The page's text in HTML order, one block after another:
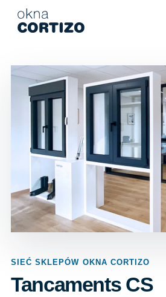
Okna Cortizo to wyspecjalizowana
Produkty
Wycena
SIEĆ SKLEPÓW OKNA CORTIZO
Tancaments CS